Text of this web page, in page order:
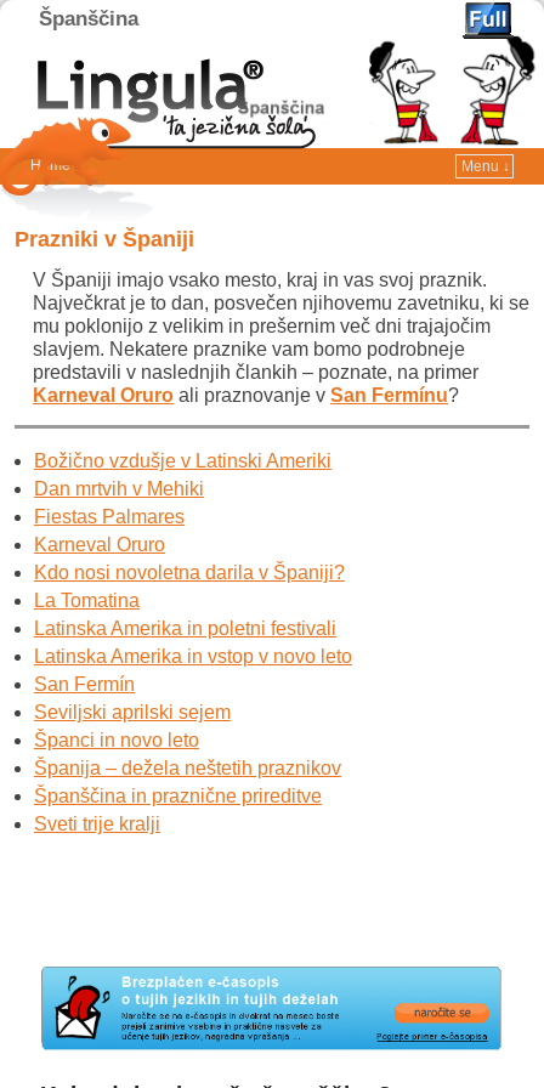
Španščina
Home
Menu ↓
Skip to primary content
Skip to secondary content
Prazniki v Španiji
V Španiji imajo vsako mesto, kraj in vas svoj praznik.
Največkrat je to dan, posvečen njihovemu zavetniku, ki se
mu poklonijo z velikim in prešernim več dni trajajočim
slavjem. Nekatere praznike vam bomo podrobneje
predstavili v naslednjih člankih – poznate, na primer
Karneval Oruro ali praznovanje v San Fermínu?
Božično vzdušje v Latinski Ameriki
Dan mrtvih v Mehiki
Fiestas Palmares
Karneval Oruro
Kdo nosi novoletna darila v Španiji?
La Tomatina
Latinska Amerika in poletni festivali
Latinska Amerika in vstop v novo leto
San Fermín
Seviljski aprilski sejem
Španci in novo leto
Španija – dežela neštetih praznikov
Španščina in praznične prireditve
Sveti trije kralji